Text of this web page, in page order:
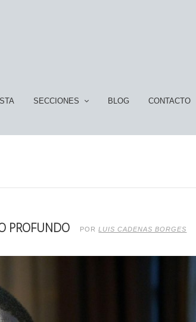
SECCIONES BLOG CONTACTO
PROFUNDO PORLUIS CADENAS BORGES